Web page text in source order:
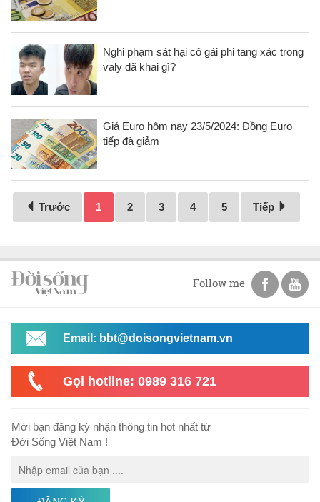
Nghi phạm sát hại cô gái phi tang xác trong
valy đã khai gì?
Giá Euro hôm nay 23/5/2024: Đồng Euro
tiếp đà giảm
Trước 1 2 3 4 5 Tiếp
Follow me
Email: bbt@doisongvietnam.vn
Gọi hotline: 0989 316 721
Mời bạn đăng ký nhận thông tin hot nhất từ
Đời Sống Việt Nam !